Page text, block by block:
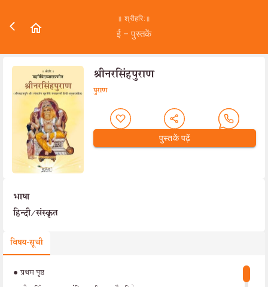
॥ श्रीहरि:॥
ई – पुस्तकें
श्रीनरसिंहपुराण
पुराण
पुस्तकें पढ़ें
भाषा
हिन्दी/संस्कृत
विषय-सूची
•प्रथम पृष्ठ